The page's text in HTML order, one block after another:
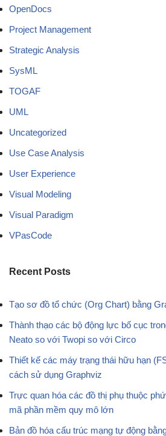
OpenDocs
Project Management
Strategic Analysis
SysML
TOGAF
UML
Uncategorized
Use Case Analysis
User Experience
Visual Modeling
Visual Paradigm
VPasCode
Recent Posts
Tạo sơ đồ tổ chức (Org Chart) bằng
Thành thạo các bộ động lực bố cục
Neato so với Twopi so với Circo
Thiết kế các máy trạng thái hữu hạn
cách sử dụng Graphviz
Trực quan hóa các đồ thị phụ thuộc
mã phần mềm quy mô lớn
Bản đồ hóa cấu trúc mạng tự động